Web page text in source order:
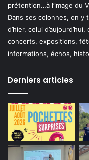
prétention…à l’image du
Dans ses colonnes, on y
d’hier, celui
concerts, expositions,
informations, échos,
Derniers articles